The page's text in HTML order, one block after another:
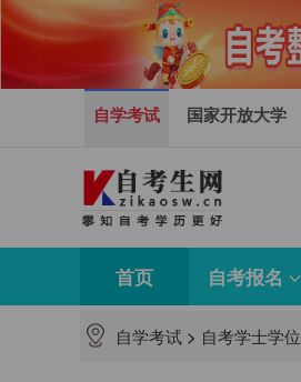
自学考试 国家开放大学
首页 自考报名
自学考试 > 自考学士学位